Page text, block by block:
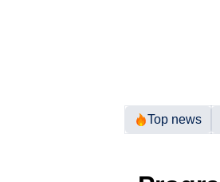
Top news